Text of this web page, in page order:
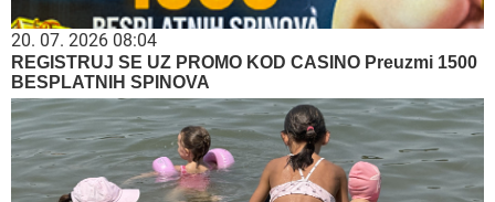
20. 07. 2026 08:04
REGISTRUJ SE UZ PROMO KOD CASINO Preuzmi 1500
BESPLATNIH SPINOVA